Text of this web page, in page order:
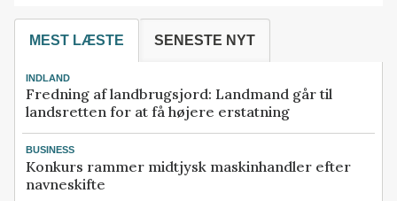
MEST LÆSTE SENESTE NYT
INDLAND
Fredning af landbrugsjord: Landmand går til
landsretten for at få højere erstatning
BUSINESS
Konkurs rammer midtjysk maskinhandler efter
navneskifte